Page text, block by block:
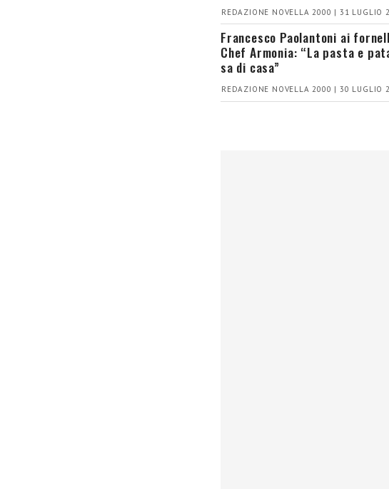
REDAZIONE NOVELLA 2000 | 31 LUGLIO
Francesco Paolantoni ai
Chef Armonia: “La pasta e
sa di casa”
REDAZIONE NOVELLA 2000 | 30 LUGLIO